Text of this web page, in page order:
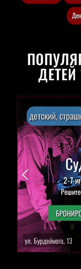
2-7
детский,
ул. Бурдейного, 13